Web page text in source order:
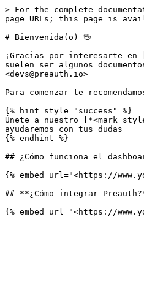
> For the complete
page URLs; this page is
# Bienvenida(o) 🖖
¡Gracias por interesarte
suelen ser algunos
<devs@preauth.io>
Para comenzar te
{% hint style="success" %}
Únete a nuestro [*<mark
ayudaremos con tus dudas
{% endhint %}
## ¿Cómo funciona el
{% embed url="<https://
## **¿Cómo integrar